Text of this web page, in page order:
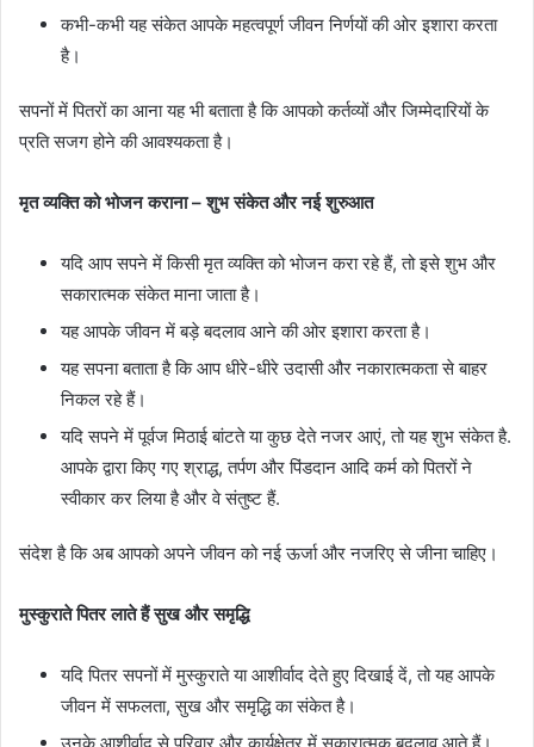
कभी-कभी यह संकेत आपके महत्वपूर्ण जीवन निर्णयों की ओर इशारा करता
है।
सपनों में पितरों का आना यह भी बताता है कि आपको कर्तव्यों और जिम्मेदारियों के
प्रति सजग होने की आवश्यकता है।
मृत व्यक्ति को भोजन कराना – शुभ संकेत और नई शुरुआत
यदि आप सपने में किसी मृत व्यक्ति को भोजन करा रहे हैं, तो इसे शुभ और
सकारात्मक संकेत माना जाता है।
यह आपके जीवन में बड़े बदलाव आने की ओर इशारा करता है।
यह सपना बताता है कि आप धीरे-धीरे उदासी और नकारात्मकता से बाहर
निकल रहे हैं।
यदि सपने में पूर्वज मिठाई बांटते या कुछ देते नजर आएं, तो यह शुभ संकेत है.
आपके द्वारा किए गए श्राद्ध, तर्पण और पिंडदान आदि कर्म को पितरों ने
स्वीकार कर लिया है और वे संतुष्ट हैं.
संदेश है कि अब आपको अपने जीवन को नई ऊर्जा और नजरिए से जीना चाहिए।
मुस्कुराते पितर लाते हैं सुख और समृद्धि
यदि पितर सपनों में मुस्कुराते या आशीर्वाद देते हुए दिखाई दें, तो यह आपके
जीवन में सफलता, सुख और समृद्धि का संकेत है।